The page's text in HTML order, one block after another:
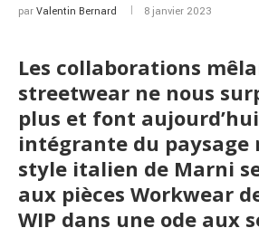
par Valentin Bernard 8 janvier 2023
Les collaborations
streetwear ne nous
plus et font
intégrante du paysage
style italien de Marni
aux pièces Workwear
WIP dans une ode aux